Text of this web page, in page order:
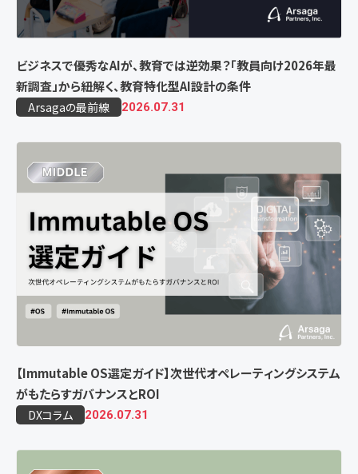
ビジネスで優秀なAIが、教育では逆効果？「教員向け2026年最
新調査」から紐解く、教育特化型AI設計の条件
Arsagaの最前線 2026.07.31
【Immutable OS選定ガイド】次世代オペレーティングシステム
がもたらすガバナンスとROI
DXコラム 2026.07.31